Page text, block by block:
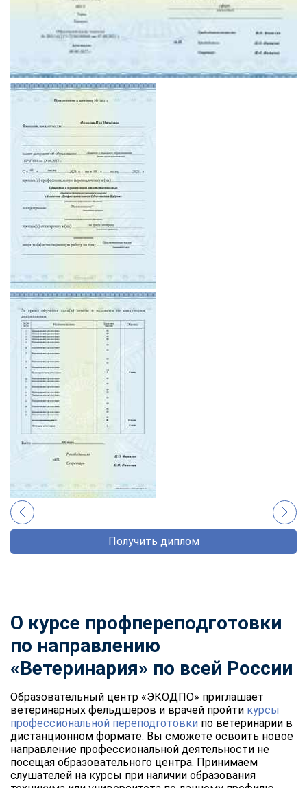
Получить диплом
О курсе профпереподготовки
по направлению
«Ветеринария» по всей России
Образовательный центр «ЭКОДПО» приглашает
ветеринарных фельдшеров и врачей пройти курсы
профессиональной переподготовки по ветеринарии в
дистанционном формате. Вы сможете освоить новое
направление профессиональной деятельности не
посещая образовательного центра. Принимаем
слушателей на курсы при наличии образования